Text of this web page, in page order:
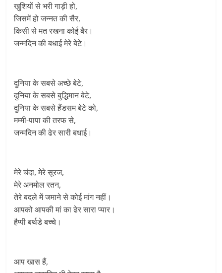
खुशियों से भरी गाड़ी हो,
जिसमें हो जन्नत की सैर,
किसी से मत रखना कोई बैर।
जन्मदिन की बधाई मेरे बेटे।
दुनिया के सबसे अच्छे बेटे,
दुनिया के सबसे बुद्धिमान बेटे,
दुनिया के सबसे हैंडसम बेटे को,
मम्मी-पापा की तरफ से,
जन्मदिन की ढेर सारी बधाई।
मेरे चंदा, मेरे सूरज,
मेरे अनमोल रतन,
तेरे बदले में जमाने से कोई मांग नहीं।
आपको आपकी मां का ढेर सारा प्यार।
हैप्पी बर्थडे बच्चे।
आप खास हैं,